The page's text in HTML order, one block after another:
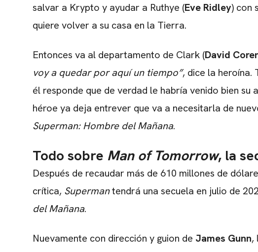
salvar a Krypto y ayudar a Ruthye (Eve Ridley) con
quiere volver a su casa en la Tierra.
Entonces va al departamento de Clark (David
voy a quedar por aquí un tiempo”, dice la heroína.
él responde que de verdad le habría venido bien su
héroe ya deja entrever que va a necesitarla de
Superman: Hombre del Mañana.
Todo sobre Man of Tomorrow, la
Después de recaudar más de 610 millones de
crítica, Supermantendrá una secuela en julio de
del Mañana.
Nuevamente con dirección y guion de James Gunn,